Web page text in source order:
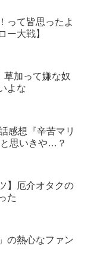
って皆思ったよ
ー大戦】
草加って嫌な奴
よな
感想『辛苦マリ
思いきや…？
】厄介オタクの
た
の熱心なファン